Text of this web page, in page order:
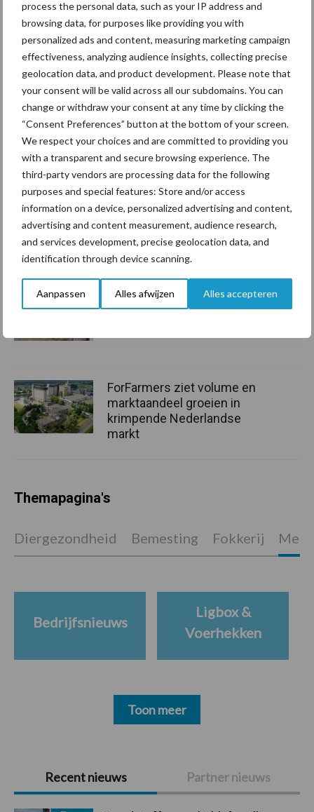
process the personal data, such as your IP address and
browsing data, for purposes like providing you with
personalized ads and content, measuring marketing campaign
effectiveness, analyzing audience insights, collecting precise
geolocation data, and product development. Please note that
your consent will be valid across all our subdomains. You can
change or withdraw your consent at any time by clicking the
“Consent Preferences” button at the bottom of your screen.
We respect your choices and are committed to providing you
with a transparent and secure browsing experience. The
third-party vendors are processing data for the following
purposes and special features: Store and/or access
information on a device, personalized advertising and content,
advertising and content measurement, audience research,
and services development, precise geolocation data, and
identification through device scanning.
Aanpassen Alles afwijzen Alles accepteren
veilig voelen.
Hiervoor wordt de samenwerking gezocht met alle regio’s
verspreid over heel Nederland. Het kabinet heeft hiervoor de
komende jaren in totaal 950 miljoen uitgetrokken. Met het sluiten
voor de burger in zijn directe leefomgeving.
Bron:Rijksoverheid
Primaire
Sidebar
Recent nieuws Partner nieuws
Aanbevolen voor jou!
Grondstoffenmarkt blijft
grillig: droogte en
geopolitiek houden handel
in de greep
De speenhuid: een vaak
onderschatte risicofactor
ForFarmers ziet volume en
marktaandeel groeien in
krimpende Nederlandse
markt
Themapagina's
Diergezondheid Bemesting Fokkerij
Bedrijfsnieuws
Ligbox &
Voerhekken
Toon meer